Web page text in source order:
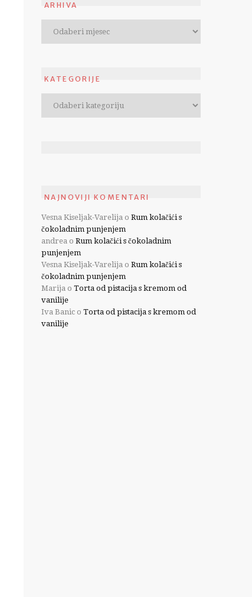
ARHIVA
KATEGORIJE
NAJNOVIJI KOMENTARI
Vesna Kiseljak-Varelija o Rum kolačići s
čokoladnim punjenjem
andrea o Rum kolačići s čokoladnim
punjenjem
Vesna Kiseljak-Varelija o Rum kolačići s
čokoladnim punjenjem
Marija o Torta od pistacija s kremom od
vanilije
Iva Banic o Torta od pistacija s kremom od
vanilije